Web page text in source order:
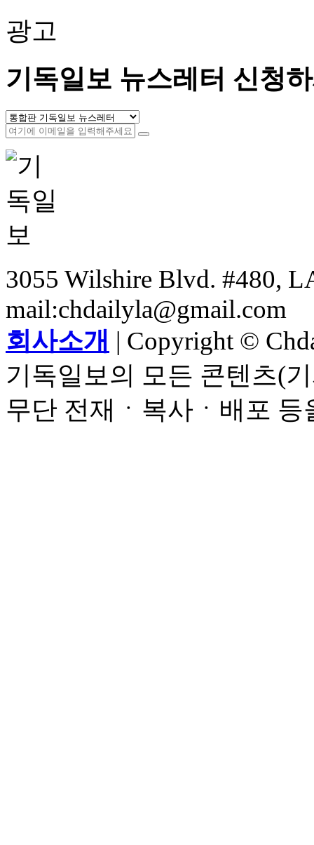
광고
기독일보 뉴스레터 신청
3055 Wilshire Blvd. #480,
mail:chdailyla@gmail.com
회사소개 | Copyright ©
기독일보의 모든 콘텐츠(
무단 전재ㆍ복사ㆍ배포 등